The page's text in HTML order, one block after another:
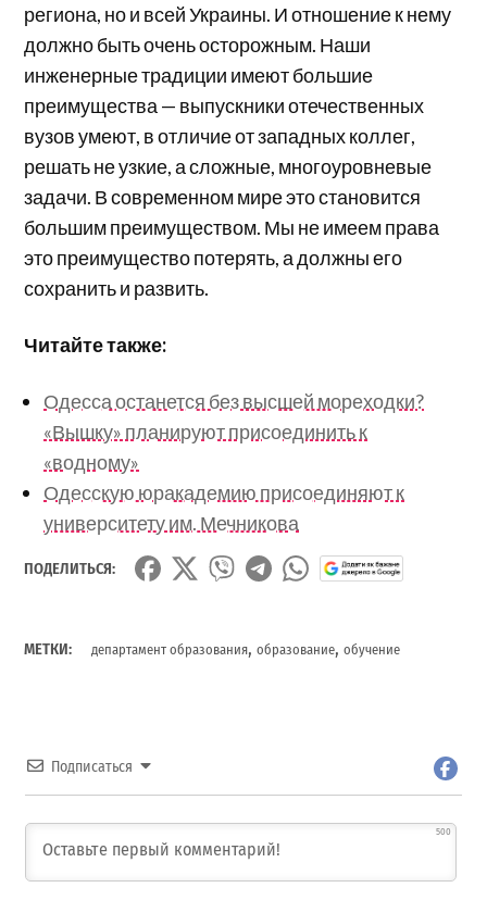
региона, но и всей Украины. И отношение к нему
должно быть очень осторожным. Наши
инженерные традиции имеют большие
преимущества — выпускники отечественных
вузов умеют, в отличие от западных коллег,
решать не узкие, а сложные, многоуровневые
задачи. В современном мире это становится
большим преимуществом. Мы не имеем права
это преимущество потерять, а должны его
сохранить и развить.
Читайте также:
Одесса останется без высшей мореходки?
«Вышку» планируют присоединить к
«водному»
Одесскую юракадемию присоединяют к
университету им. Мечникова
ПОДЕЛИТЬСЯ:
МЕТКИ: департамент образования,образование,обучение
Подписаться
500